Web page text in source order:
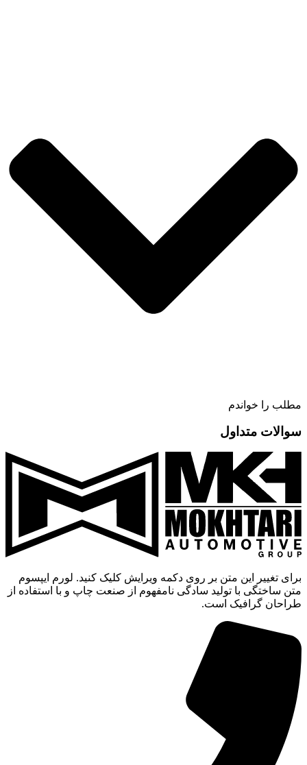
مطلب را خواندم
سوالات متداول
برای تغییر این متن بر روی دکمه ویرایش کلیک کنید. لورم ایپسوم
متن ساختگی با تولید سادگی نامفهوم از صنعت چاپ و با استفاده از
طراحان گرافیک است.